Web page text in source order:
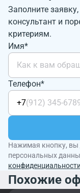
Заполните
консультант и
критериям.
Имя*
Телефон*
+7
Нажимая кнопку, вы
персональных
конфиденциальности
Похожие